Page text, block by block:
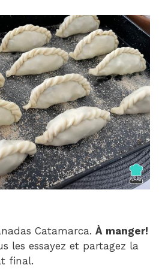
Catamarca. À manger!
les essayez et partagez la
final.